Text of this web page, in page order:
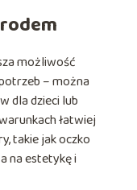
możliwość
– można
dla dzieci lub
łatwiej
takie jak oczko
na estetykę i